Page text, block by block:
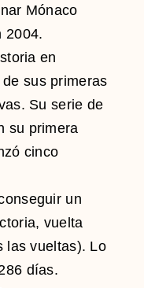
Mónaco
2004.
en
sus primeras
Su serie de
su primera
cinco
un
vuelta
las vueltas). Lo
días.